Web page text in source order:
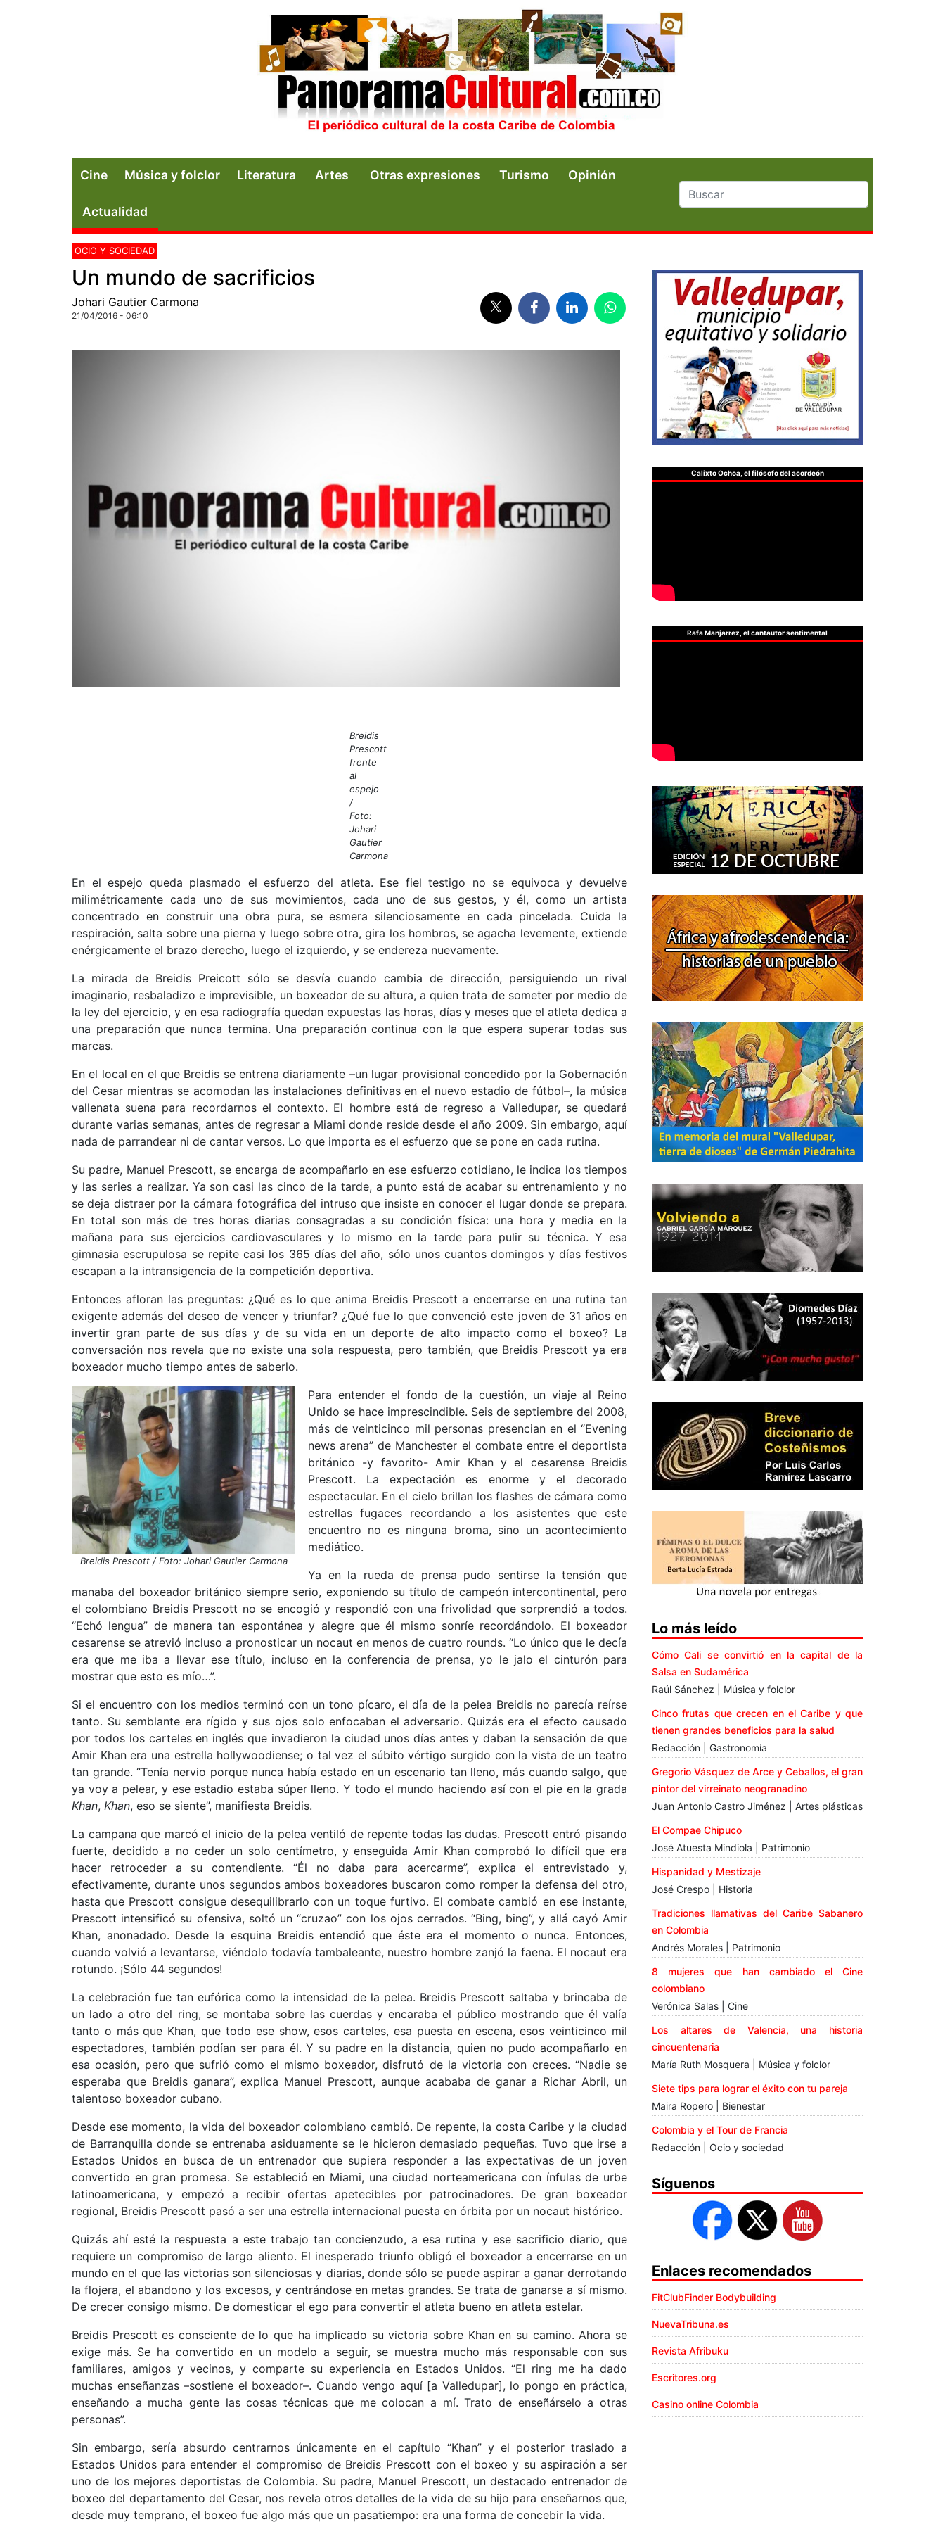
Cine Música y folclor Literatura Artes Otras expresiones Turismo Opinión
Actualidad
OCIO Y SOCIEDAD
Un mundo de sacrificios
Johari Gautier Carmona
21/04/2016 - 06:10
Breidis
Prescott
frente
al
espejo
/
Foto:
Johari
Gautier
Carmona
En el espejo queda plasmado el esfuerzo del atleta. Ese fiel testigo no se equivoca y devuelve
milimétricamente cada uno de sus movimientos, cada uno de sus gestos, y él, como un artista
concentrado en construir una obra pura, se esmera silenciosamente en cada pincelada. Cuida la
respiración, salta sobre una pierna y luego sobre otra, gira los hombros, se agacha levemente, extiende
enérgicamente el brazo derecho, luego el izquierdo, y se endereza nuevamente.
La mirada de Breidis Preicott sólo se desvía cuando cambia de dirección, persiguiendo un rival
imaginario, resbaladizo e imprevisible, un boxeador de su altura, a quien trata de someter por medio de
la ley del ejercicio, y en esa radiografía quedan expuestas las horas, días y meses que el atleta dedica a
una preparación que nunca termina. Una preparación continua con la que espera superar todas sus
marcas.
En el local en el que Breidis se entrena diariamente –un lugar provisional concedido por la Gobernación
del Cesar mientras se acomodan las instalaciones definitivas en el nuevo estadio de fútbol–, la música
vallenata suena para recordarnos el contexto. El hombre está de regreso a Valledupar, se quedará
durante varias semanas, antes de regresar a Miami donde reside desde el año 2009. Sin embargo, aquí
nada de parrandear ni de cantar versos. Lo que importa es el esfuerzo que se pone en cada rutina.
Su padre, Manuel Prescott, se encarga de acompañarlo en ese esfuerzo cotidiano, le indica los tiempos
y las series a realizar. Ya son casi las cinco de la tarde, a punto está de acabar su entrenamiento y no
se deja distraer por la cámara fotográfica del intruso que insiste en conocer el lugar donde se prepara.
En total son más de tres horas diarias consagradas a su condición física: una hora y media en la
mañana para sus ejercicios cardiovasculares y lo mismo en la tarde para pulir su técnica. Y esa
gimnasia escrupulosa se repite casi los 365 días del año, sólo unos cuantos domingos y días festivos
escapan a la intransigencia de la competición deportiva.
Entonces afloran las preguntas: ¿Qué es lo que anima Breidis Prescott a encerrarse en una rutina tan
exigente además del deseo de vencer y triunfar? ¿Qué fue lo que convenció este joven de 31 años en
invertir gran parte de sus días y de su vida en un deporte de alto impacto como el boxeo? La
conversación nos revela que no existe una sola respuesta, pero también, que Breidis Prescott ya era
boxeador mucho tiempo antes de saberlo.
Breidis Prescott / Foto: Johari Gautier Carmona
Para entender el fondo de la cuestión, un viaje al Reino
Unido se hace imprescindible. Seis de septiembre del 2008,
más de veinticinco mil personas presencian en el “Evening
news arena” de Manchester el combate entre el deportista
británico -y favorito- Amir Khan y el cesarense Breidis
Prescott. La expectación es enorme y el decorado
espectacular. En el cielo brillan los flashes de cámara como
estrellas fugaces recordando a los asistentes que este
encuentro no es ninguna broma, sino un acontecimiento
mediático.
Ya en la rueda de prensa pudo sentirse la tensión que
manaba del boxeador británico siempre serio, exponiendo su título de campeón intercontinental, pero
el colombiano Breidis Prescott no se encogió y respondió con una frivolidad que sorprendió a todos.
“Echó lengua” de manera tan espontánea y alegre que él mismo sonríe recordándolo. El boxeador
cesarense se atrevió incluso a pronosticar un nocaut en menos de cuatro rounds. “Lo único que le decía
era que me iba a llevar ese título, incluso en la conferencia de prensa, yo le jalo el cinturón para
mostrar que esto es mío…”.
Si el encuentro con los medios terminó con un tono pícaro, el día de la pelea Breidis no parecía reírse
tanto. Su semblante era rígido y sus ojos solo enfocaban el adversario. Quizás era el efecto causado
por todos los carteles en inglés que invadieron la ciudad unos días antes y daban la sensación de que
Amir Khan era una estrella hollywoodiense; o tal vez el súbito vértigo surgido con la vista de un teatro
tan grande. “Tenía nervio porque nunca había estado en un escenario tan lleno, más cuando salgo, que
ya voy a pelear, y ese estadio estaba súper lleno. Y todo el mundo haciendo así con el pie en la grada
Khan, Khan, eso se siente”, manifiesta Breidis.
La campana que marcó el inicio de la pelea ventiló de repente todas las dudas. Prescott entró pisando
fuerte, decidido a no ceder un solo centímetro, y enseguida Amir Khan comprobó lo difícil que era
hacer retroceder a su contendiente. “Él no daba para acercarme”, explica el entrevistado y,
efectivamente, durante unos segundos ambos boxeadores buscaron como romper la defensa del otro,
hasta que Prescott consigue desequilibrarlo con un toque furtivo. El combate cambió en ese instante,
Prescott intensificó su ofensiva, soltó un “cruzao” con los ojos cerrados. “Bing, bing”, y allá cayó Amir
Khan, anonadado. Desde la esquina Breidis entendió que éste era el momento o nunca. Entonces,
cuando volvió a levantarse, viéndolo todavía tambaleante, nuestro hombre zanjó la faena. El nocaut era
rotundo. ¡Sólo 44 segundos!
La celebración fue tan eufórica como la intensidad de la pelea. Breidis Prescott saltaba y brincaba de
un lado a otro del ring, se montaba sobre las cuerdas y encaraba el público mostrando que él valía
tanto o más que Khan, que todo ese show, esos carteles, esa puesta en escena, esos veinticinco mil
espectadores, también podían ser para él. Y su padre en la distancia, quien no pudo acompañarlo en
esa ocasión, pero que sufrió como el mismo boxeador, disfrutó de la victoria con creces. “Nadie se
esperaba que Breidis ganara”, explica Manuel Prescott, aunque acababa de ganar a Richar Abril, un
talentoso boxeador cubano.
Desde ese momento, la vida del boxeador colombiano cambió. De repente, la costa Caribe y la ciudad
de Barranquilla donde se entrenaba asiduamente se le hicieron demasiado pequeñas. Tuvo que irse a
Estados Unidos en busca de un entrenador que supiera responder a las expectativas de un joven
convertido en gran promesa. Se estableció en Miami, una ciudad norteamericana con ínfulas de urbe
latinoamericana, y empezó a recibir ofertas apetecibles por patrocinadores. De gran boxeador
regional, Breidis Prescott pasó a ser una estrella internacional puesta en órbita por un nocaut histórico.
Quizás ahí esté la respuesta a este trabajo tan concienzudo, a esa rutina y ese sacrificio diario, que
requiere un compromiso de largo aliento. El inesperado triunfo obligó el boxeador a encerrarse en un
mundo en el que las victorias son silenciosas y diarias, donde sólo se puede aspirar a ganar derrotando
la flojera, el abandono y los excesos, y centrándose en metas grandes. Se trata de ganarse a sí mismo.
De crecer consigo mismo. De domesticar el ego para convertir el atleta bueno en atleta estelar.
Breidis Prescott es consciente de lo que ha implicado su victoria sobre Khan en su camino. Ahora se
exige más. Se ha convertido en un modelo a seguir, se muestra mucho más responsable con sus
familiares, amigos y vecinos, y comparte su experiencia en Estados Unidos. “El ring me ha dado
muchas enseñanzas –sostiene el boxeador–. Cuando vengo aquí [a Valledupar], lo pongo en práctica,
enseñando a mucha gente las cosas técnicas que me colocan a mí. Trato de enseñárselo a otras
personas”.
Sin embargo, sería absurdo centrarnos únicamente en el capítulo “Khan” y el posterior traslado a
Estados Unidos para entender el compromiso de Breidis Prescott con el boxeo y su aspiración a ser
uno de los mejores deportistas de Colombia. Su padre, Manuel Prescott, un destacado entrenador de
boxeo del departamento del Cesar, nos revela otros detalles de la vida de su hijo para enseñarnos que,
desde muy temprano, el boxeo fue algo más que un pasatiempo: era una forma de concebir la vida.
Calixto Ochoa, el filósofo del acordeón
Rafa Manjarrez, el cantautor sentimental
Lo más leído
Cómo Cali se convirtió en la capital de la
Salsa en Sudamérica
Raúl Sánchez | Música y folclor
Cinco frutas que crecen en el Caribe y que
tienen grandes beneficios para la salud
Redacción | Gastronomía
Gregorio Vásquez de Arce y Ceballos, el gran
pintor del virreinato neogranadino
Juan Antonio Castro Jiménez | Artes plásticas
El Compae Chipuco
José Atuesta Mindiola | Patrimonio
Hispanidad y Mestizaje
José Crespo | Historia
Tradiciones llamativas del Caribe Sabanero
en Colombia
Andrés Morales | Patrimonio
8 mujeres que han cambiado el Cine
colombiano
Verónica Salas | Cine
Los altares de Valencia, una historia
cincuentenaria
María Ruth Mosquera | Música y folclor
Siete tips para lograr el éxito con tu pareja
Maira Ropero | Bienestar
Colombia y el Tour de Francia
Redacción | Ocio y sociedad
Síguenos
Enlaces recomendados
FitClubFinder Bodybuilding
NuevaTribuna.es
Revista Afribuku
Escritores.org
Casino online Colombia